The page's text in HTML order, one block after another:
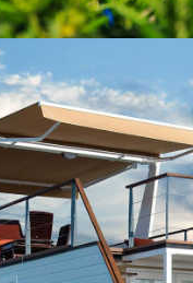
(Slovenija,
vsemi certifikati,
Jadranu,
na Jadranu, ki se
velikostih, zaradi
ki jih imajo marine,
na Jadranu z